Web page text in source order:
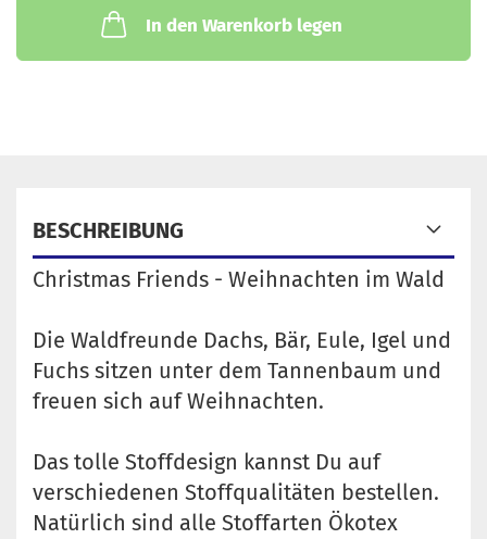
In den Warenkorb legen
BESCHREIBUNG
Christmas Friends - Weihnachten im Wald
Die Waldfreunde Dachs, Bär, Eule, Igel und
Fuchs sitzen unter dem Tannenbaum und
freuen sich auf Weihnachten.
Das tolle Stoffdesign kannst Du auf
verschiedenen Stoffqualitäten bestellen.
Natürlich sind alle Stoffarten Ökotex